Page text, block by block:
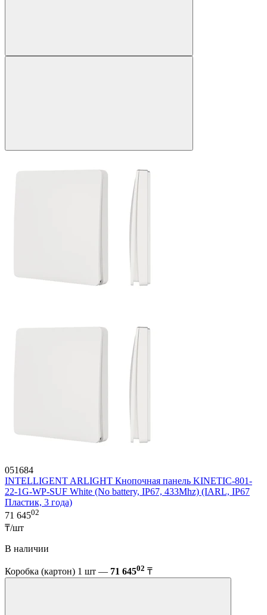
051684
INTELLIGENT ARLIGHT Кнопочная панель KINETIC-801-
22-1G-WP-SUF White (No battery, IP67, 433Mhz) (IARL, IP67
Пластик, 3 года)
71 64502
₸/шт
В наличии
Коробка (картон) 1 шт — 71 64502 ₸